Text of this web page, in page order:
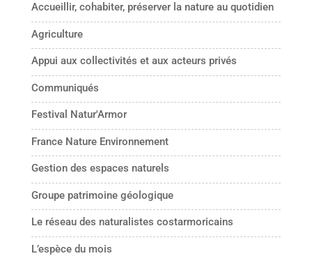
Accueillir, cohabiter, préserver la nature au quotidien
Agriculture
Appui aux collectivités et aux acteurs privés
Communiqués
Festival Natur'Armor
France Nature Environnement
Gestion des espaces naturels
Groupe patrimoine géologique
Le réseau des naturalistes costarmoricains
L’espèce du mois